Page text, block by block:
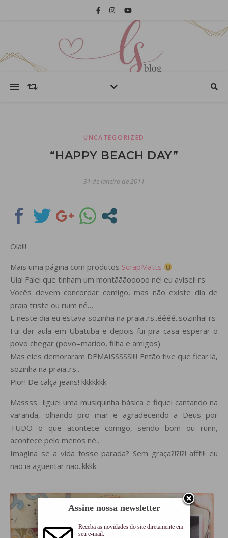
UNCATEGORIZED
“HAPPY BEACH DAY”
31 de janeiro de 2011
Olá!!!
Mais uma página com produtos ScrapMatts
Uia! Falei que tinham um montãããooooo né! eu avisei! rs
Vocês devem concordar comigo, mas não existe dia de
praia triste ou ruim né…
E neste dia eu estava sozinha na praia..rs..éééé..sozinha! rs
Fui dar aula em Ubatuba e depois fui pra casa esperar o
povo chegar (povo=marido, filha e amigos).
Mas eles demoraram DEMAISSSSS!!!! Então tive que ficar lá,
sozinha na praia..rs..
Pior! De calça jeans! kkkkkkk
Massss…liguei uma musiquinha básica e fiquei cantando na
varanda, olhando pro mar e agradecendo a Deus por
TUDO o que acontece comigo, sendo bom ou ruim,
acontece pelo menos né..
Imagina se a vida fosse parada? Sem graça?!?!?! afff!!! eu
não ia aguentar não..kkkk
Assine nossa newsletter
Receba as novidades do site diretamente em
seu e-mail.